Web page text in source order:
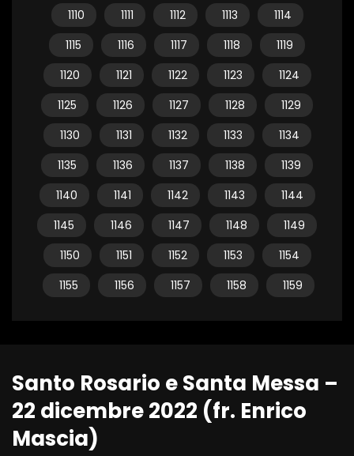
1110
1111 1112 1113
1114
1115
1116 1117 1118
1119
1120
1121 1122 1123
1124
1125
1126 1127 1128
1129
1130
1131 1132 1133
1134
1135
1136 1137 1138
1139
1140
1141 1142 1143
1144
1145
1146 1147 1148
1149
1150
1151 1152 1153
1154
1155
1156 1157 1158 1159
Santo Rosario e Santa Messa –
22 dicembre 2022 (fr. Enrico
Mascia)